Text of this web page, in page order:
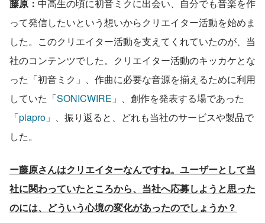
藤原： 中高生の頃に初音ミクに出会い、自分でも音楽を作
って発信したいという想いからクリエイター活動を始めま
した。このクリエイター活動を支えてくれていたのが、当
社のコンテンツでした。クリエイター活動のキッカケとな
った「初音ミク」、作曲に必要な音源を揃えるために利用
していた「SONICWIRE 」、創作を発表する場であった
「piapro 」、振り返ると、どれも当社のサービスや製品で
した。
ー藤原さんはクリエイターなんですね。ユーザーとして当
社に関わっていたところから、当社へ応募しようと思った
のには、どういう心境の変化があったのでしょうか？